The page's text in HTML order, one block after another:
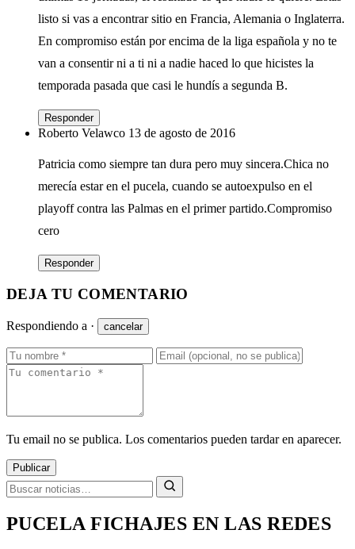
listo si vas a encontrar sitio en Francia, Alemania o Inglaterra.
En compromiso están por encima de la liga española y no te
van a consentir ni a ti ni a nadie haced lo que hicistes la
temporada pasada que casi le hundís a segunda B.
Responder
Roberto Velawco 13 de agosto de 2016
Patricia como siempre tan dura pero muy sincera.Chica no
merecía estar en el pucela, cuando se autoexpulso en el
playoff contra las Palmas en el primer partido.Compromiso
cero
Responder
DEJA TU COMENTARIO
Respondiendo a · cancelar
Tu email no se publica. Los comentarios pueden tardar en aparecer.
Publicar
PUCELA FICHAJES EN LAS REDES